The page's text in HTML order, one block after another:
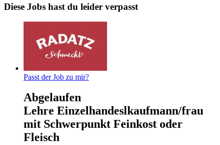
Diese Jobs hast du leider verpasst
Passt der Job zu mir?
Abgelaufen
Lehre Einzelhandeslkaufmann/frau
mit Schwerpunkt Feinkost oder
Fleisch